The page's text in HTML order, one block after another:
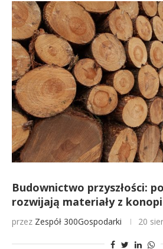
Budownictwo przyszłości:
rozwijają materiały z konopi
przez Zespół 300Gospodarki 20